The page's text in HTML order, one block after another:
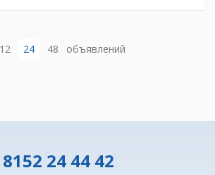
12 24 48 объявлений
24 44 42